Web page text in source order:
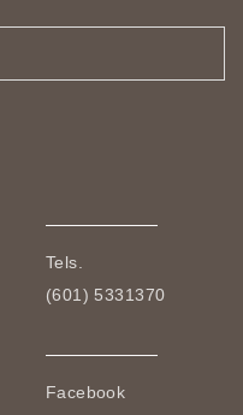
Tels.
(601) 5331370
Facebook